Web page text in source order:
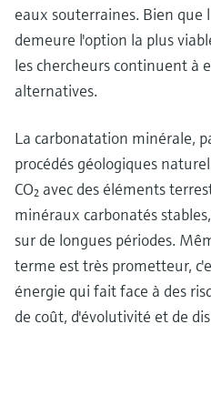
eaux souterraines. Bien que
demeure l'option la plus
les chercheurs continuent à
alternatives.
La carbonatation minérale,
procédés géologiques
CO₂ avec des éléments
minéraux carbonatés
sur de longues périodes.
terme est très prometteur,
énergie qui fait face à des
de coût, d'évolutivité et de